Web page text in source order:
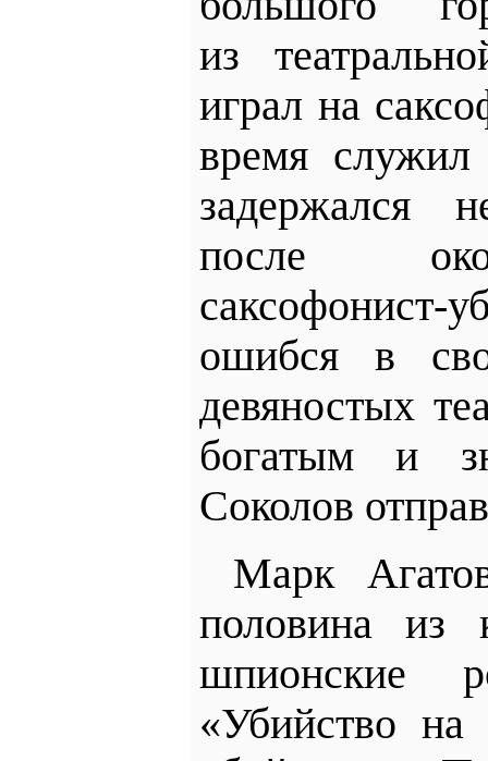
из
играл на
время
задержался
после
ошибся в
девяностых
богатым и
Соколов
Марк
половина из
шпионские
«Убийство на